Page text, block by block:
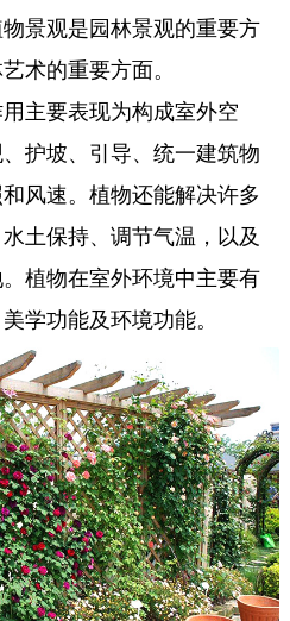
景观是园林景观的重要方
术的重要方面。
主要表现为构成室外空
护坡、引导、统一建筑物
风速。植物还能解决许多
土保持、调节气温，以及
植物在室外环境中主要有
学功能及环境功能。